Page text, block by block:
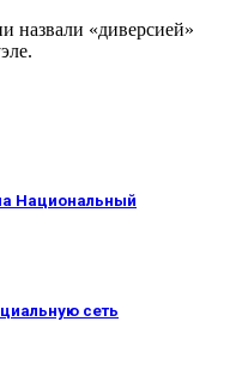
назвали «диверсией»
Национальный
сеть